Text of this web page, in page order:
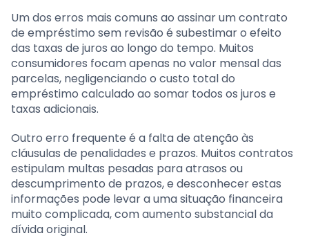
Um dos erros mais comuns ao assinar um contrato
de empréstimo sem revisão é subestimar o efeito
das taxas de juros ao longo do tempo. Muitos
consumidores focam apenas no valor mensal das
parcelas, negligenciando o custo total do
empréstimo calculado ao somar todos os juros e
taxas adicionais.
Outro erro frequente é a falta de atenção às
cláusulas de penalidades e prazos. Muitos contratos
estipulam multas pesadas para atrasos ou
descumprimento de prazos, e desconhecer estas
informações pode levar a uma situação financeira
muito complicada, com aumento substancial da
dívida original.